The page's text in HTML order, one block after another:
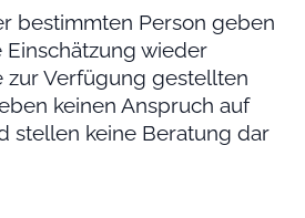
bestimmten Person geben
wieder
zur Verfügung gestellten
keinen Anspruch auf
stellen keine Beratung dar